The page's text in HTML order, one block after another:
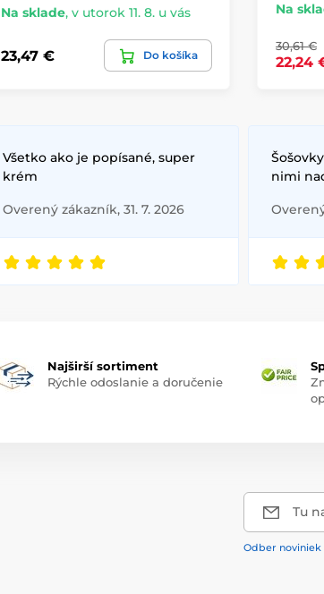
Na sklade, v utorok 11. 8. u vás
23,47 € Do košíka
Na
30,61 €
22,24
Všetko ako je popísané, super
krém
Overený zákazník, 31. 7. 2026
nimi
Najširší sortiment
Rýchle odoslanie a doručenie
Tu
Odber noviniek